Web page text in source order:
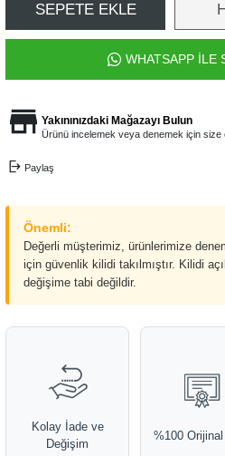
SEPETE EKLE
WHATSAPP İLE
Yakınınızdaki Mağazayı Bulun
Ürünü incelemek veya denemek için size
Paylaş
Önemli:
Değerli müşterimiz, ürünlerimize
için güvenlik kilidi takılmıştır. Kilidi
değişime tabi değildir.
Kolay İade ve
Değişim
%100